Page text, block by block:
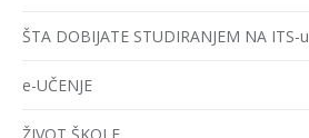
ŠTA DOBIJATE STUDIRANJEM NA ITS-u
e-UČENJE